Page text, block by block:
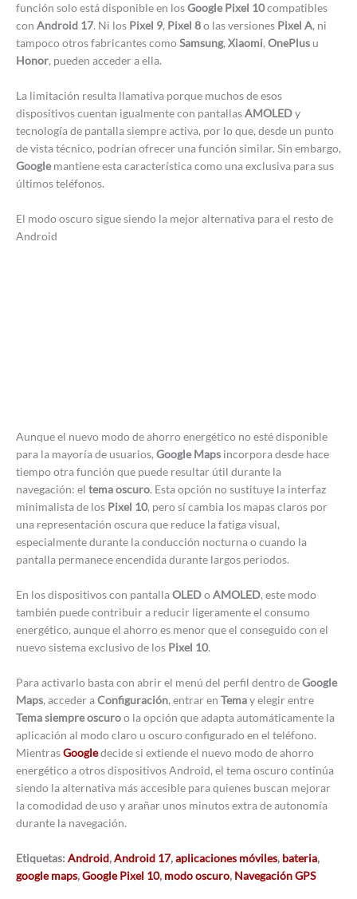
función solo está disponible en losGoogle Pixel 10compatibles
con Android 17. Ni los Pixel 9, Pixel 8o las versiones Pixel A, ni
tampoco otros fabricantes comoSamsung, Xiaomi, OnePlus u
Honor, pueden acceder a ella.
La limitación resulta llamativa porque muchos de esos
dispositivos cuentan igualmente con pantallasAMOLEDy
tecnología de pantalla siempre activa, por lo que, desde un punto
de vista técnico, podrían ofrecer una función similar. Sin embargo,
Googlemantiene esta característica como una exclusiva para sus
últimos teléfonos.
El modo oscuro sigue siendo la mejor alternativa para el resto de
Android
Aunque el nuevo modo de ahorro energético no esté disponible
para la mayoría de usuarios,Google Maps incorpora desde hace
tiempo otra función que puede resultar útil durante la
navegación: el tema oscuro. Esta opción no sustituye la interfaz
minimalista de los Pixel 10, pero sí cambia los mapas claros por
una representación oscura que reduce la fatiga visual,
especialmente durante la conducción nocturna o cuando la
pantalla permanece encendida durante largos periodos.
En los dispositivos con pantallaOLEDoAMOLED, este modo
también puede contribuir a reducir ligeramente el consumo
energético, aunque el ahorro es menor que el conseguido con el
nuevo sistema exclusivo de los Pixel 10.
Para activarlo basta con abrir el menú del perfil dentro deGoogle
Maps, acceder aConfiguración, entrar en Temay elegir entre
Tema siempre oscuroo la opción que adapta automáticamente la
aplicación al modo claro u oscuro configurado en el teléfono.
MientrasGoogledecide si extiende el nuevo modo de ahorro
energético a otros dispositivos Android, el tema oscuro continúa
siendo la alternativa más accesible para quienes buscan mejorar
la comodidad de uso y arañar unos minutos extra de autonomía
durante la navegación.
Etiquetas: Android,Android 17,aplicaciones móviles, bateria,
google maps,Google Pixel 10, modo oscuro, Navegación GPS